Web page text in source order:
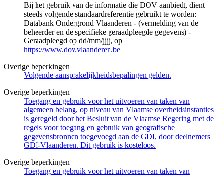
Bij het gebruik van de informatie die DOV aanbiedt, dient
steeds volgende standaardreferentie gebruikt te worden:
Databank Ondergrond Vlaanderen - (vermelding van de
beheerder en de specifieke geraadpleegde gegevens) -
Geraadpleegd op dd/mm/jjjj, op
https://www.dov.vlaanderen.be
Overige beperkingen
Volgende aansprakelijkheidsbepalingen gelden.
Overige beperkingen
Toegang en gebruik voor het uitvoeren van taken van
algemeen belang, op niveau van Vlaamse overheidsinstanties
is geregeld door het Besluit van de Vlaamse Regering met de
regels voor toegang en gebruik van geografische
gegevensbronnen toegevoegd aan de GDI, door deelnemers
GDI-Vlaanderen. Dit gebruik is kosteloos.
Overige beperkingen
Toegang en gebruik voor het uitvoeren van taken van